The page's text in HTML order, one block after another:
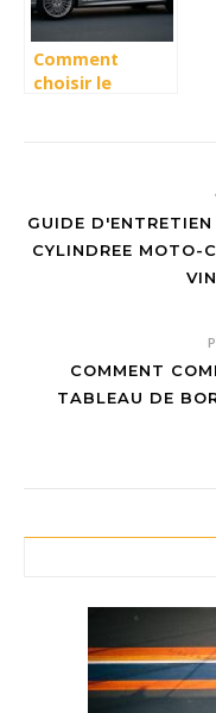
Comment
choisir le
motorisations,
des dimensions
GUIDE
CYLINDREE MOTO-
COMMENT
TABLEAU DE